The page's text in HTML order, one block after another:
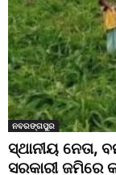
ନବରଙ୍ଗପୁର
ସ୍ଥାନୀୟ
ସରକାରୀ ଜମିରେ